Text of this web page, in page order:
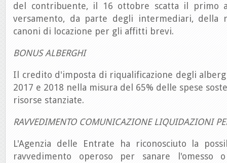
del contribuente, il 16 ottobre scatta il primo
versamento, da parte degli intermediari, della
canoni di locazione per gli affitti brevi.
BONUS ALBERGHI
Il credito d'imposta di riqualificazione degli
2017 e 2018 nella misura del 65% delle spese
risorse stanziate.
RAVVEDIMENTO COMUNICAZIONE LIQUIDAZIONI
L'Agenzia delle Entrate ha riconosciuto la
ravvedimento operoso per sanare l'omesso